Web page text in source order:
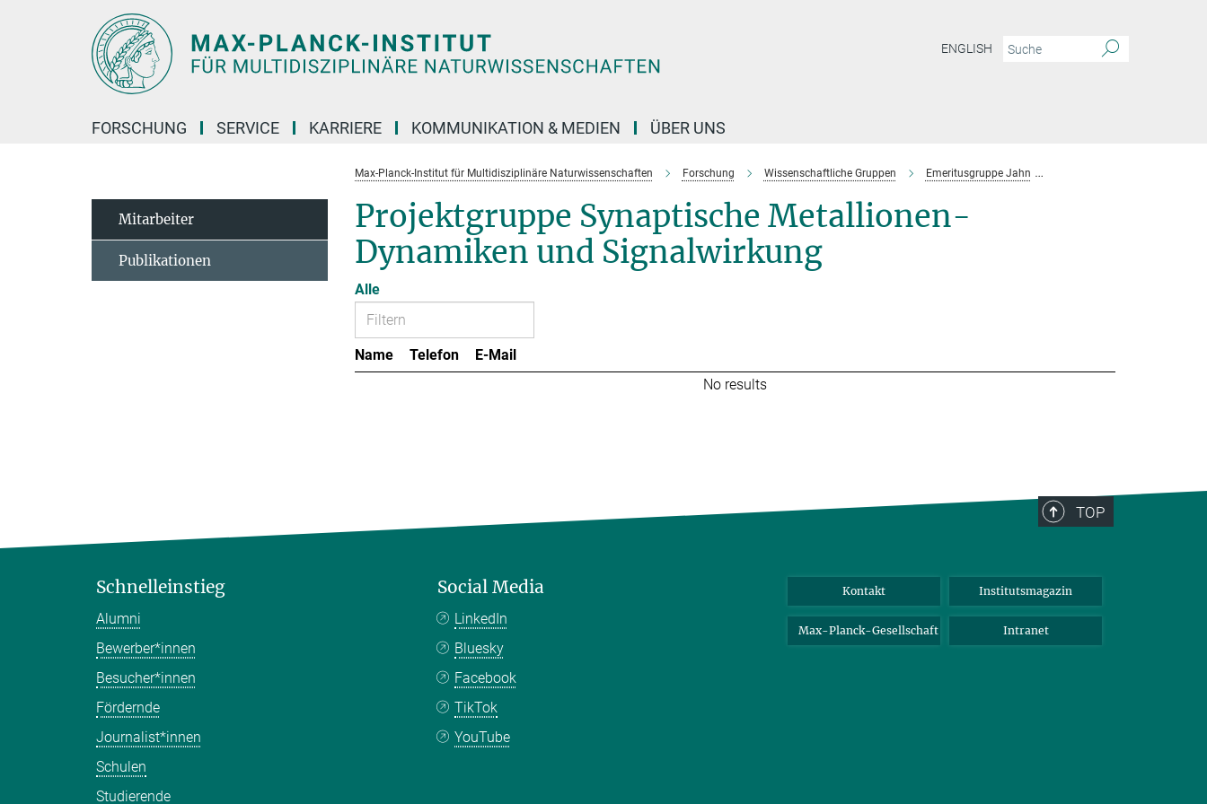
ENGLISH
FORSCHUNG SERVICE KARRIERE KOMMUNIKATION & MEDIEN ÜBER UNS
Max-Planck-Institut für Multidisziplinäre Naturwissenschaften Forschung Wissenschaftliche Gruppen Emeritusgruppe Jahn
Projektgruppe Synaptische Metallionen-
Dynamiken und Signalwirkung
Alle
Name Telefon
E-Mail
No results
Mitarbeiter
Publikationen
TOP
Schnelleinstieg
Alumni
Bewerber*innen
Besucher*innen
Fördernde
Journalist*innen
Schulen
Studierende
Social Media
LinkedIn
Bluesky
Facebook
TikTok
YouTube
Kontakt Institutsmagazin
Max-Planck-Gesellschaft Intranet